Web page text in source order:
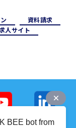
資料請求
⼈サイト
BEE bot from